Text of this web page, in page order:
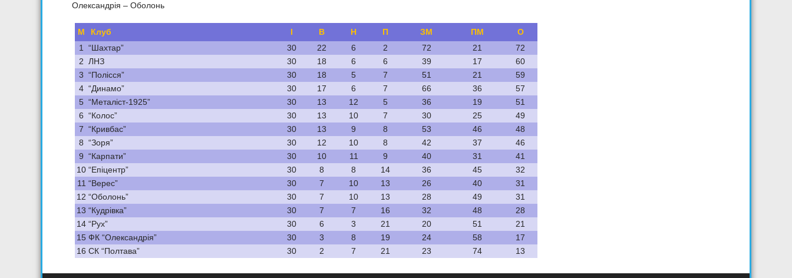
Олександрія – Оболонь
М Клуб І В Н П ЗМ ПМ
О
1 “Шахтар” 30 22 6 2 72 21
72
2 ЛНЗ 30 18 6 6 39 17
60
3 “Полісся” 30 18 5 7 51 21
59
4 “Динамо” 30 17 6 7 66 36
57
5 “Металіст-1925” 30 13 12 5 36 19
51
6 “Колос” 30 13 10 7 30 25
49
7 “Кривбас” 30 13 9 8 53 46
48
8 “Зоря” 30 12 10 8 42 37
46
9 “Карпати” 30 10 11 9 40 31
41
10 “Епіцентр” 30 8 8 14 36 45
32
11 “Верес” 30 7 10 13 26 40
31
12 “Оболонь” 30 7 10 13 28 49
31
13 “Кудрівка” 30 7 7 16 32 48
28
14 “Рух” 30 6 3 21 20 51
21
15 ФК “Олександрія” 30 3 8 19 24 58
17
16 СК “Полтава” 30 2 7 21 23 74 13